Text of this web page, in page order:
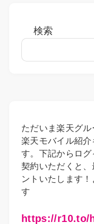
検索
ただいま楽天グ
楽天モバイル紹
す。下記からロ
契約いただくと
ントいたします
す
https://r10.to/